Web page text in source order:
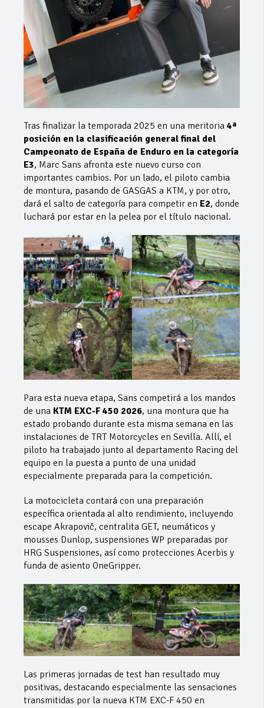
Tras finalizar la temporada 2025 en una meritoria 4ª
posición en la clasificación general final del
Campeonato de España de Enduro en la categoría
E3, Marc Sans afronta este nuevo curso con
importantes cambios. Por un lado, el piloto cambia
de montura, pasando de GASGAS a KTM, y por otro,
dará el salto de categoría para competir en E2, donde
luchará por estar en la pelea por el título nacional.
Para esta nueva etapa, Sans competirá a los mandos
de una KTM EXC-F 450 2026, una montura que ha
estado probando durante esta misma semana en las
instalaciones de TRT Motorcycles en Sevilla. Allí, el
piloto ha trabajado junto al departamento Racing del
equipo en la puesta a punto de una unidad
especialmente preparada para la competición.
La motocicleta contará con una preparación
específica orientada al alto rendimiento, incluyendo
escape Akrapovič, centralita GET, neumáticos y
mousses Dunlop, suspensiones WP preparadas por
HRG Suspensiones, así como protecciones Acerbis y
funda de asiento OneGripper.
Las primeras jornadas de test han resultado muy
positivas, destacando especialmente las sensaciones
transmitidas por la nueva KTM EXC-F 450 en